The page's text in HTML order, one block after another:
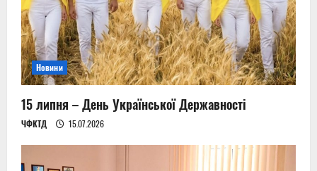
Новини
15 липня – День Української Державності
ЧФКТД 15.07.2026